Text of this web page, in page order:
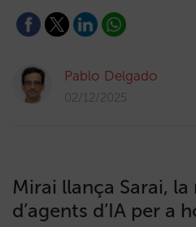
Pablo Delgado
02/12/2025
Mirai llança Sarai,
d’agents d’IA per a